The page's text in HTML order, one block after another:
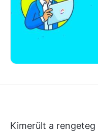
Kimerült a rengeteg